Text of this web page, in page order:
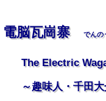
電脳瓦崗寨 でんの
The Electric
～趣味人・千田